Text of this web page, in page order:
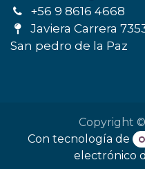
+56 9 8616 4668
Javiera Carrera
San pedro de la Paz
Copyright
Con tecnología de
electrónico